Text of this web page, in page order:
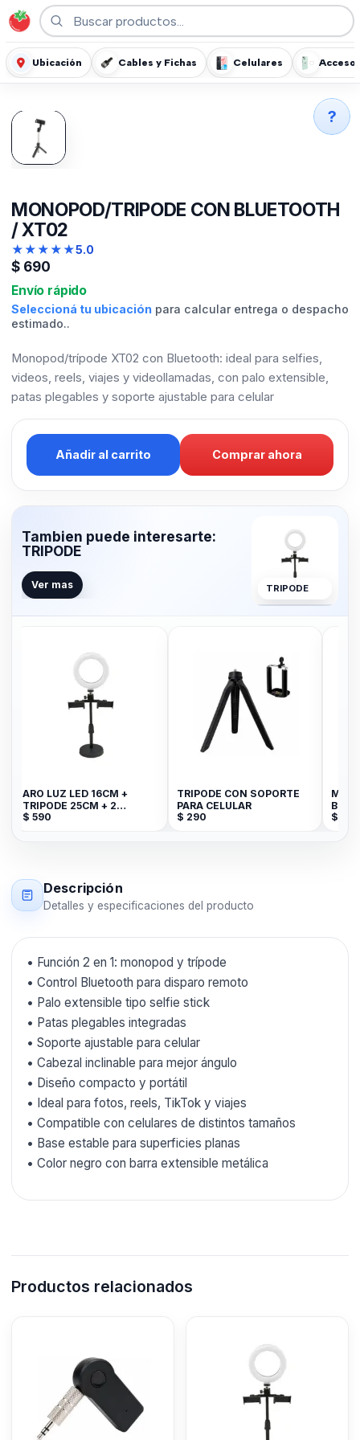
Ubicación Cables y Fichas Celulares
MONOPOD/TRIPODE CON BLUETOOTH
/ XT02
★★★★★5.0
$ 690
Envío rápido
Seleccioná tu ubicación para calcular entrega o despacho
estimado..
Monopod/trípode XT02 con Bluetooth: ideal para selfies,
videos, reels, viajes y videollamadas, con palo extensible,
patas plegables y soporte ajustable para celular
Añadir al carrito Comprar ahora
Tambien puede interesarte:
TRIPODE
Ver mas TRIPODE
ARO LUZ LED 16CM +
TRIPODE 25CM + 2
SOPORTES
$ 590
TRIPODE CON SOPORTE
PARA CELULAR
$ 290
MINI
$
Descripción
Detalles y especificaciones del producto
• Función 2 en 1: monopod y trípode
• Control Bluetooth para disparo remoto
• Palo extensible tipo selfie stick
• Patas plegables integradas
• Soporte ajustable para celular
• Cabezal inclinable para mejor ángulo
• Diseño compacto y portátil
• Ideal para fotos, reels, TikTok y viajes
• Compatible con celulares de distintos tamaños
• Base estable para superficies planas
• Color negro con barra extensible metálica
Productos relacionados
?